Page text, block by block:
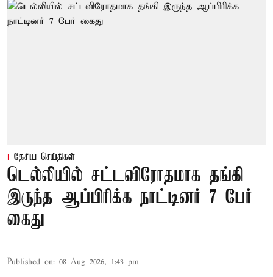
தேசிய செய்திகள்
டெல்லியில் சட்டவிரோதமாக தங்கி
இருந்த ஆப்பிரிக்க நாட்டினர் 7 பேர்
கைது
Published on: 08 Aug 2026, 1:43 pm